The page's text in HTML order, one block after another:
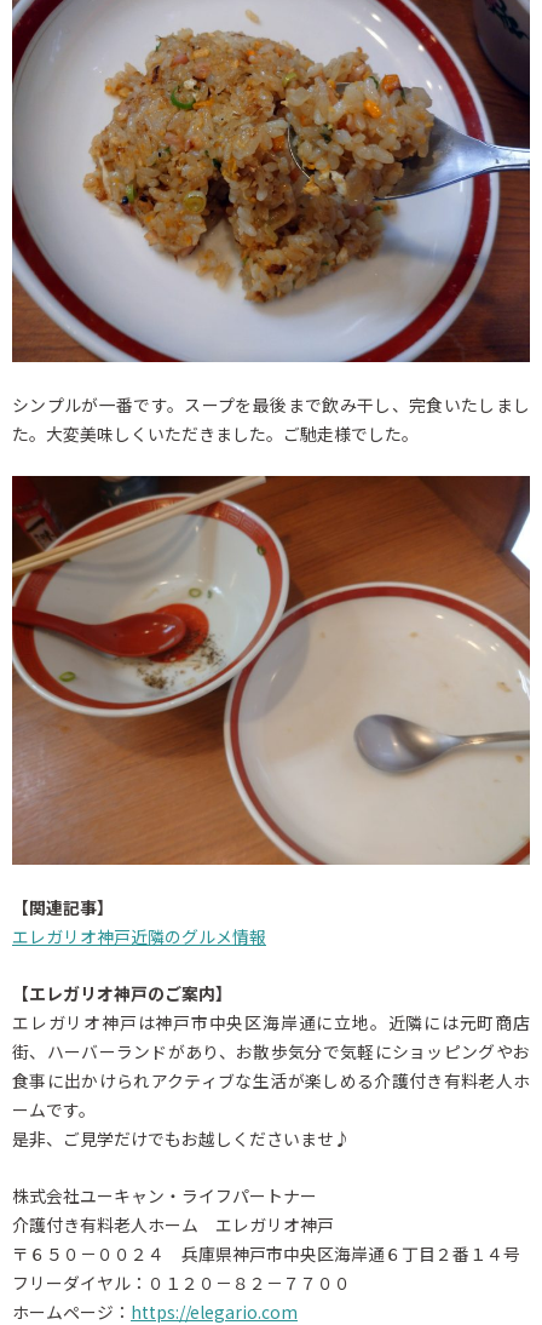
シンプルが一番です。スープを最後まで飲み干し、完食いたしまし
た。大変美味しくいただきました。ご馳走様でした。
【関連記事】
エレガリオ神戸近隣のグルメ情報
【エレガリオ神戸のご案内】
エレガリオ神戸は神戸市中央区海岸通に立地。近隣には元町商店
街、ハーバーランドがあり、お散歩気分で気軽にショッピングやお
食事に出かけられアクティブな生活が楽しめる介護付き有料老人ホ
ームです。
是非、ご見学だけでもお越しくださいませ♪
株式会社ユーキャン・ライフパートナー
介護付き有料老人ホーム エレガリオ神戸
〒６５０－００２４ 兵庫県神戸市中央区海岸通６丁目２番１４号
フリーダイヤル：０１２０－８２－７７００
ホームページ： https://elegario.com